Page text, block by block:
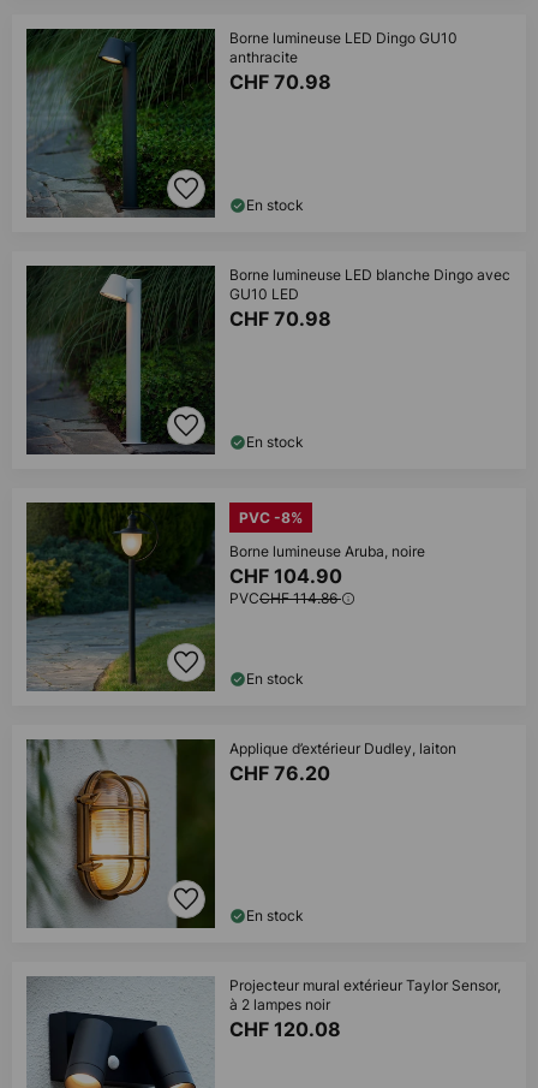
Borne lumineuse LED Dingo GU10
anthracite
CHF 70.98
En stock
Borne lumineuse LED blanche Dingo avec
GU10 LED
CHF 70.98
En stock
PVC -8%
Borne lumineuse Aruba, noire
CHF 104.90
PVCCHF 114.86
En stock
Applique d’extérieur Dudley, laiton
CHF 76.20
En stock
Projecteur mural extérieur Taylor Sensor,
à 2 lampes noir
CHF 120.08